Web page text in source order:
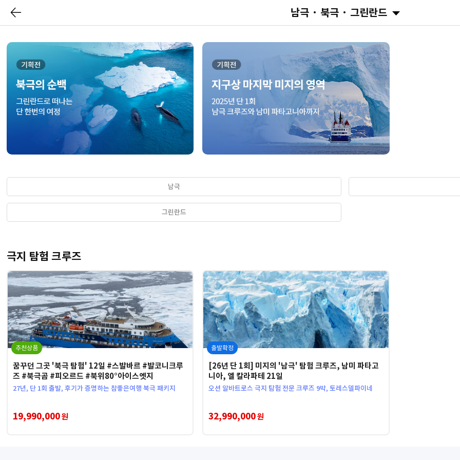
남극 · 북극 · 그린란드
남극
그린란드
극지 탐험 크루즈
추천상품
꿈꾸던 그곳 '북극 탐험' 12일 #스발바르 #발코니크루
즈 #북극곰 #피오르드 #북위80°아이스엣지
27년, 단 1회 출발, 후기가 증명하는 참좋은여행 북극 패키지
19,990,000원
출발확정
[26년 단 1회] 미지의 '남극' 탐험 크루즈, 남미 파타고
니아, 엘 칼라파테 21일
오션 알바트로스 극지 탐험 전문 크루즈 9박, 토레스델파이네
32,990,000원